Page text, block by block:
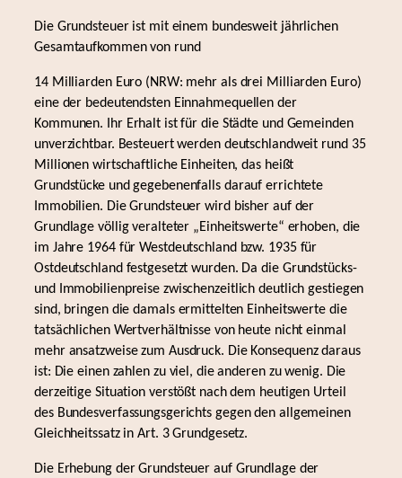
Die Grundsteuer ist mit einem bundesweit jährlichen
Gesamtaufkommen von rund
14 Milliarden Euro (NRW: mehr als drei Milliarden Euro)
eine der bedeutendsten Einnahmequellen der
Kommunen. Ihr Erhalt ist für die Städte und Gemeinden
unverzichtbar. Besteuert werden deutschlandweit rund 35
Millionen wirtschaftliche Einheiten, das heißt
Grundstücke und gegebenenfalls darauf errichtete
Immobilien. Die Grundsteuer wird bisher auf der
Grundlage völlig veralteter „Einheitswerte“ erhoben, die
im Jahre 1964 für Westdeutschland bzw. 1935 für
Ostdeutschland festgesetzt wurden. Da die Grundstücks-
und Immobilienpreise zwischenzeitlich deutlich gestiegen
sind, bringen die damals ermittelten Einheitswerte die
tatsächlichen Wertverhältnisse von heute nicht einmal
mehr ansatzweise zum Ausdruck. Die Konsequenz daraus
ist: Die einen zahlen zu viel, die anderen zu wenig. Die
derzeitige Situation verstößt nach dem heutigen Urteil
des Bundesverfassungsgerichts gegen den allgemeinen
Gleichheitssatz in Art. 3 Grundgesetz.
Die Erhebung der Grundsteuer auf Grundlage der